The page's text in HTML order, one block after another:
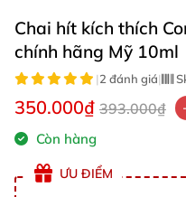
Chai hít kích thích
chính hãng Mỹ 10ml
|2 đánh giá|
350.000₫ 393.000₫
Còn hàng
ƯU ĐIỂM